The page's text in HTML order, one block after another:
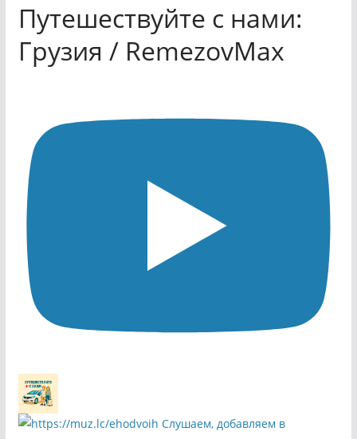
Путешествуйте с нами:
Грузия / RemezovMax